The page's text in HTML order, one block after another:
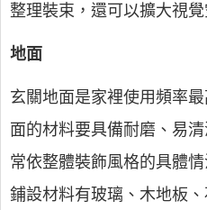
整理裝束，還可以擴大視覺
地面
玄關地面是家裡使用頻率
面的材料要具備耐磨、易
常依整體裝飾風格的具體
鋪設材料有玻璃、木地板